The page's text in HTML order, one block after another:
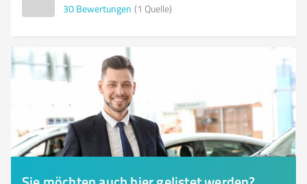
30 Bewertungen (1 Quelle)